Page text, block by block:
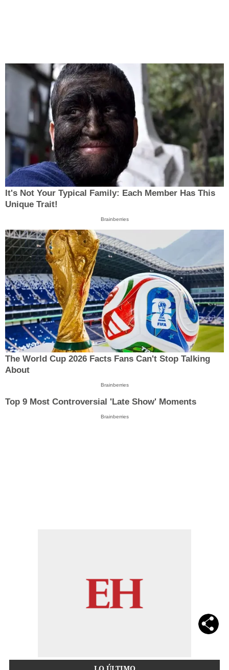
It's Not Your Typical Family: Each Member Has This
Unique Trait!
Brainberries
The World Cup 2026 Facts Fans Can't Stop Talking
About
Brainberries
Top 9 Most Controversial 'Late Show' Moments
Brainberries